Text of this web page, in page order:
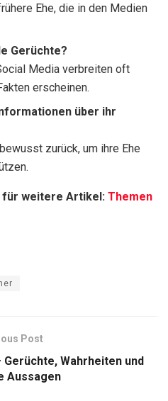
Ehe, die in den Medien
Gerüchte?
Media verbreiten oft
erscheinen.
über ihr
zurück, um ihre Ehe
für weitere Artikel:Themen
Post
Wahrheiten und
Aussagen